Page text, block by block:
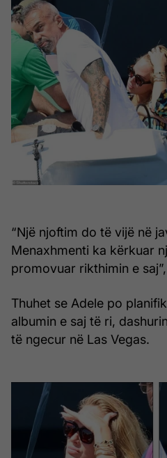
“Një njoftim do të vijë në
Menaxhmenti ka kërkuar
promovuar rikthimin e
Thuhet se Adele po
albumin e saj të ri,
të ngecur në Las Vegas.